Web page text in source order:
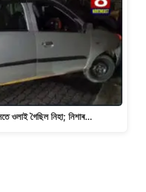
ওলাই গৈছিল নিহা; নিশাৰ…